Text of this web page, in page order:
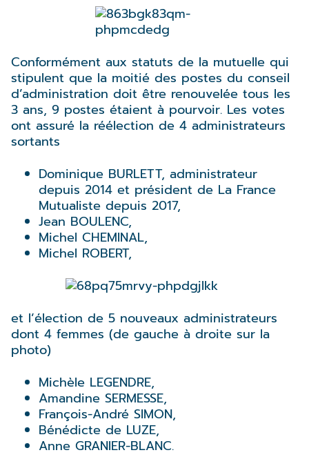
Conformément aux statuts de la mutuelle qui
stipulent que la moitié des postes du conseil
d’administration doit être renouvelée tous les
3 ans, 9 postes étaient à pourvoir. Les votes
ont assuré la réélection de 4 administrateurs
sortants
Dominique BURLETT, administrateur
depuis 2014 et président de La France
Mutualiste depuis 2017,
Jean BOULENC,
Michel CHEMINAL,
Michel ROBERT,
et l’élection de 5 nouveaux administrateurs
dont 4 femmes (de gauche à droite sur la
photo)
Michèle LEGENDRE,
Amandine SERMESSE,
François-André SIMON,
Bénédicte de LUZE,
Anne GRANIER-BLANC.